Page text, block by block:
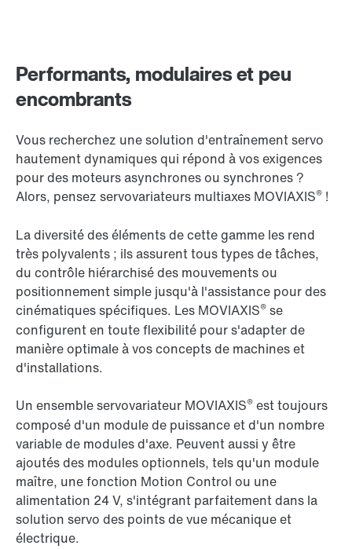
Performants, modulaires et peu
encombrants
Vous recherchez une solution d'entraînement servo
hautement dynamiques qui répond à vos exigences
pour des moteurs asynchrones ou synchrones ?
Alors, pensez servovariateurs multiaxes MOVIAXIS® !
La diversité des éléments de cette gamme les rend
très polyvalents ; ils assurent tous types de tâches,
du contrôle hiérarchisé des mouvements ou
positionnement simple jusqu'à l'assistance pour des
cinématiques spécifiques. Les MOVIAXIS® se
configurent en toute flexibilité pour s'adapter de
manière optimale à vos concepts de machines et
d'installations.
Un ensemble servovariateur MOVIAXIS® est toujours
composé d'un module de puissance et d'un nombre
variable de modules d'axe. Peuvent aussi y être
ajoutés des modules optionnels, tels qu'un module
maître, une fonction Motion Control ou une
alimentation 24 V, s'intégrant parfaitement dans la
solution servo des points de vue mécanique et
électrique.